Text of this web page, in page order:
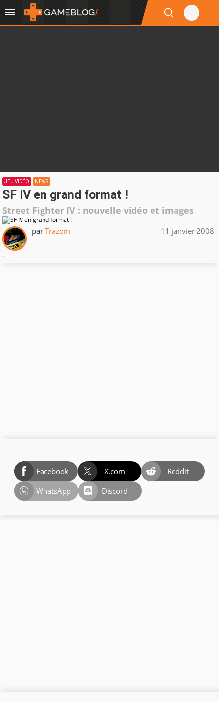
JEU VIDÉO NEWS
SF IV en grand format !
Street Fighter IV : nouvelle vidéo et images
par Trazom 11 janvier 2008
.
Facebook X.com
Reddit
WhatsApp
Discord